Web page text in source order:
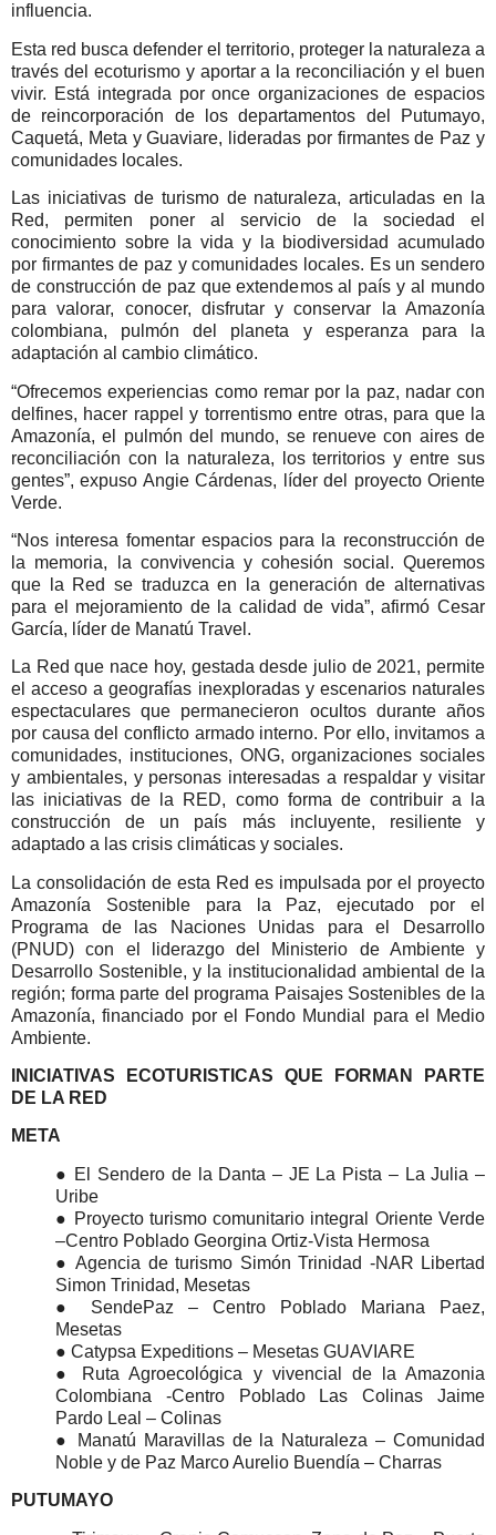
influencia.
Esta red busca defender el territorio, proteger la naturaleza a
través del ecoturismo y aportar a la reconciliación y el buen
vivir. Está integrada por once organizaciones de espacios
de reincorporación de los departamentos del Putumayo,
Caquetá, Meta y Guaviare, lideradas por firmantes de Paz y
comunidades locales.
Las iniciativas de turismo de naturaleza, articuladas en la
Red, permiten poner al servicio de la sociedad el
conocimiento sobre la vida y la biodiversidad acumulado
por firmantes de paz y comunidades locales. Es un sendero
de construcción de paz que extendemos al país y al mundo
para valorar, conocer, disfrutar y conservar la Amazonía
colombiana, pulmón del planeta y esperanza para la
adaptación al cambio climático.
“Ofrecemos experiencias como remar por la paz, nadar con
delfines, hacer rappel y torrentismo entre otras, para que la
Amazonía, el pulmón del mundo, se renueve con aires de
reconciliación con la naturaleza, los territorios y entre sus
gentes”, expuso Angie Cárdenas, líder del proyecto Oriente
Verde.
“Nos interesa fomentar espacios para la reconstrucción de
la memoria, la convivencia y cohesión social. Queremos
que la Red se traduzca en la generación de alternativas
para el mejoramiento de la calidad de vida”, afirmó Cesar
García, líder de Manatú Travel.
La Red que nace hoy, gestada desde julio de 2021, permite
el acceso a geografías inexploradas y escenarios naturales
espectaculares que permanecieron ocultos durante años
por causa del conflicto armado interno. Por ello, invitamos a
comunidades, instituciones, ONG, organizaciones sociales
y ambientales, y personas interesadas a respaldar y visitar
las iniciativas de la RED, como forma de contribuir a la
construcción de un país más incluyente, resiliente y
adaptado a las crisis climáticas y sociales.
La consolidación de esta Red es impulsada por el proyecto
Amazonía Sostenible para la Paz, ejecutado por el
Programa de las Naciones Unidas para el Desarrollo
(PNUD) con el liderazgo del Ministerio de Ambiente y
Desarrollo Sostenible, y la institucionalidad ambiental de la
región; forma parte del programa Paisajes Sostenibles de la
Amazonía, financiado por el Fondo Mundial para el Medio
Ambiente.
INICIATIVAS ECOTURISTICAS QUE FORMAN PARTE
DE LA RED
META
● El Sendero de la Danta – JE La Pista – La Julia –
Uribe
● Proyecto turismo comunitario integral Oriente Verde
–Centro Poblado Georgina Ortiz-Vista Hermosa
● Agencia de turismo Simón Trinidad -NAR Libertad
Simon Trinidad, Mesetas
● SendePaz – Centro Poblado Mariana Paez,
Mesetas
● Catypsa Expeditions – Mesetas GUAVIARE
● Ruta Agroecológica y vivencial de la Amazonia
Colombiana -Centro Poblado Las Colinas Jaime
Pardo Leal – Colinas
● Manatú Maravillas de la Naturaleza – Comunidad
Noble y de Paz Marco Aurelio Buendía – Charras
PUTUMAYO